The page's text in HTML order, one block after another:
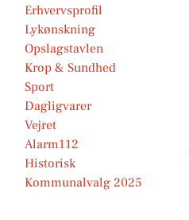
Erhvervsprofil
Lykønskning
Opslagstavlen
Krop & Sundhed
Sport
Dagligvarer
Vejret
Alarm112
Historisk
Kommunalvalg 2025